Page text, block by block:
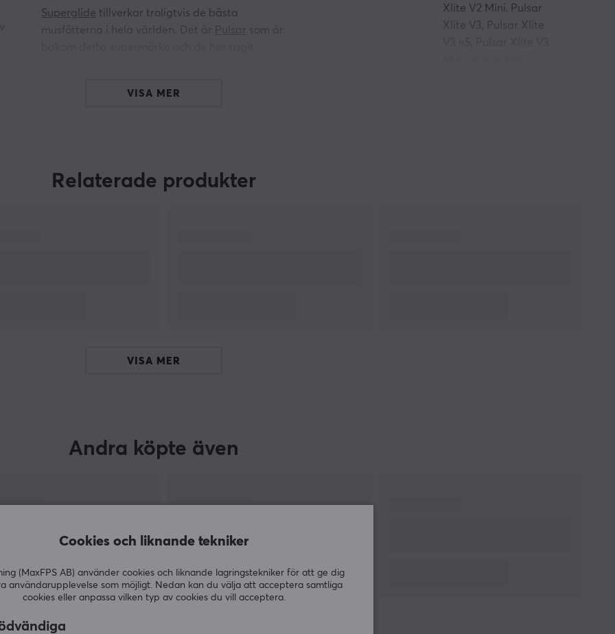
Superglide tillverkar troligtvis de bästa
Pulsar
ger dig supersmidig glidning.
Xlite V2 Mini, Pulsar
Xlite V3, Pulsar Xlite
VISA MER
Relaterade produkter
VISA MER
Andra köpte även
Cookies och liknande tekniker
(MaxFPS AB) använder cookies och liknande lagringstekniker för att ge dig
användarupplevelse som möjligt. Nedan kan du välja att acceptera samtliga
cookies eller anpassa vilken typ av cookies du vill acceptera.